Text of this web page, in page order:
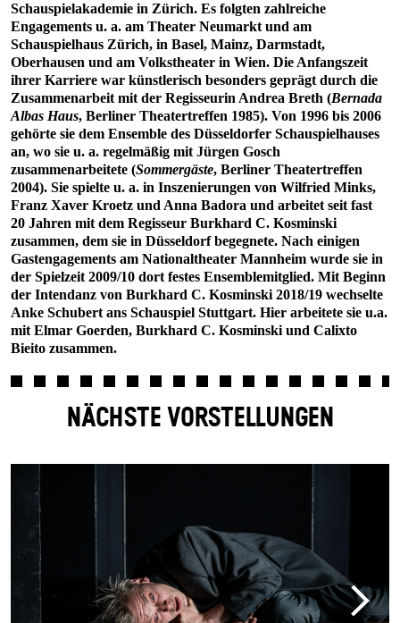
Schauspielakademie in Zürich. Es folgten zahlreiche
Engagements u. a. am Theater Neumarkt und am
Schauspielhaus Zürich, in Basel, Mainz, Darmstadt,
Oberhausen und am Volkstheater in Wien. Die Anfangszeit
ihrer Karriere war künstlerisch besonders geprägt durch die
Zusammenarbeit mit der Regisseurin Andrea Breth (Bernada
Albas Haus, Berliner Theatertreffen 1985). Von 1996 bis 2006
gehörte sie dem Ensemble des Düsseldorfer Schauspielhauses
an, wo sie u. a. regelmäßig mit Jürgen Gosch
zusammenarbeitete (Sommergäste, Berliner Theatertreffen
2004). Sie spielte u. a. in Inszenierungen von Wilfried Minks,
Franz Xaver Kroetz und Anna Badora und arbeitet seit fast
20 Jahren mit dem Regisseur Burkhard C. Kosminski
zusammen, dem sie in Düsseldorf begegnete. Nach einigen
Gastengagements am Nationaltheater Mannheim wurde sie in
der Spielzeit 2009/10 dort festes Ensemblemitglied. Mit Beginn
der Intendanz von Burkhard C. Kosminski 2018/19 wechselte
Anke Schubert ans Schauspiel Stuttgart. Hier arbeitete sie u.a.
mit Elmar Goerden, Burkhard C. Kosminski und Calixto
Bieito zusammen.
NÄCHSTE VORSTELLUNGEN